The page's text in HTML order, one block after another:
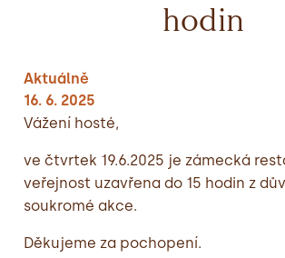
hodin
Aktuálně
16. 6. 2025
Vážení hosté,
ve čtvrtek 19.6.2025 je zámecká
veřejnost uzavřena do 15 hodin z
soukromé akce.
Děkujeme za pochopení.